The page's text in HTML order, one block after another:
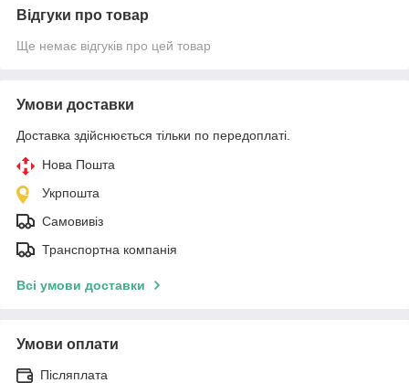
Відгуки про товар
Ще немає відгуків про цей товар
Умови доставки
Доставка здійснюється тільки по передоплаті.
Нова Пошта
Укрпошта
Самовивіз
Транспортна компанія
Всі умови доставки
Умови оплати
Післяплата